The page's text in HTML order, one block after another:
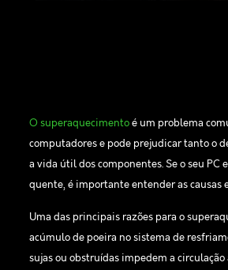
O superaquecimentoé um problema
computadores e pode prejudicar tanto o
a vida útil dos componentes. Se o seu PC
quente, é importante entender as causas
Uma das principais razões para o
acúmulo de poeira no sistema de
sujas ou obstruídas impedem a circulação